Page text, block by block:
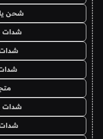
شحن
شدات
شدات
شدات
شدات